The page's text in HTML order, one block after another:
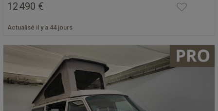
12 490 €
Actualisé il y a 44 jours